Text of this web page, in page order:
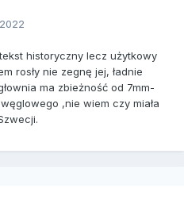
historyczny lecz użytkowy
rosły nie zegnę jej, ładnie
ma zbieżność od 7mm-
,nie wiem czy miała